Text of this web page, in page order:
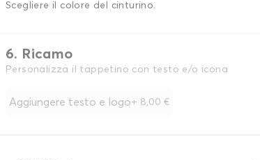
Scegliere il colore del cinturino.
6. Ricamo
Personalizza il tappetino con testo e/o icona
Aggiungere testo e logo+ 8,00 €